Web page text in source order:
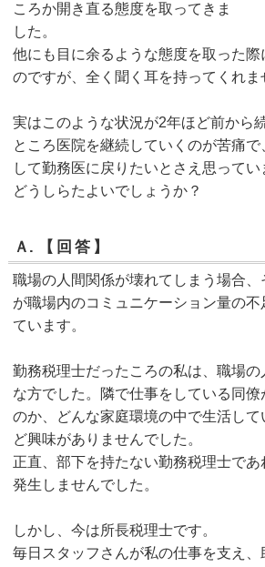
ころか開き直る態度を取ってきま
した。
他にも目に余るような態度を取った際
のですが、全く聞く耳を持ってくれま
実はこのような状況が2年ほど前から
ところ医院を継続していくのが苦痛
して勤務医に戻りたいとさえ思ってい
どうしらたよいでしょうか？
Ａ. 【回答】
職場の人間関係が壊れてしまう場合
が職場内のコミュニケーション量の
ています。
勤務税理士だったころの私は、職場
な方でした。隣で仕事をしている同
のか、どんな家庭環境の中で生活し
ど興味がありませんでした。
正直、部下を持たない勤務税理士で
発生しませんでした。
しかし、今は所長税理士です。
毎日スタッフさんが私の仕事を支え